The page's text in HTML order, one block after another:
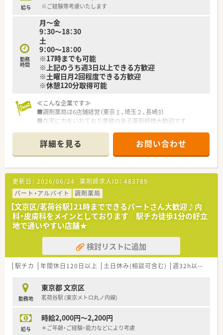
給与 ※ご経験等考慮いたします
勤務
時間
月～金
9：30～18：30
土
9：00～18：00
※17時までも可能
※上記のうち週3日以上できる方歓迎
※土曜日月2回程度できる方歓迎
※休憩120分取得可能
≪こんな企業です≫
■調剤薬局は6店舗経営（東京１、埼玉２、長崎3）
■在宅に力をいれており意欲のある薬剤師様大歓迎です
≪こんな薬局です≫
■枚数もおだやか！地域密着で働きたい方にオススメ
■内科を応需しています！決まったクリニックの処方がほとんど
なので、近隣の医療機関との関係も良好です★
■枚数も落ち着いています！
40枚/日の為、ゆったりとした環境でアットホームな職場です♪
≪こんな方にオススメ≫
■ゆったりした環境で働きたい方
■駅からのアクセスを重視されたい方
■在宅スキルも高めていきたい方
詳細を見る お問い合わせ
更新日： 2026/06/24 薬剤師求人ID： 483789
パート・アルバイト
調剤薬局
【文京区/茗荷谷駅】21時までできるパートさん大歓迎♪内
科・皮膚科をメインとしております 駅チカ徒歩1分の好立
地で通いやすい店舗★
検討リストに追加
駅チカ 年間休日120日以上 土日休み(相談可含む) 週32h以上
勤務地
東京都 文京区
茗荷谷駅 (東京メトロ丸ノ内線)
給与
時給2,000円～2,200円
＊ご年齢・ご経験・能力などにより考慮